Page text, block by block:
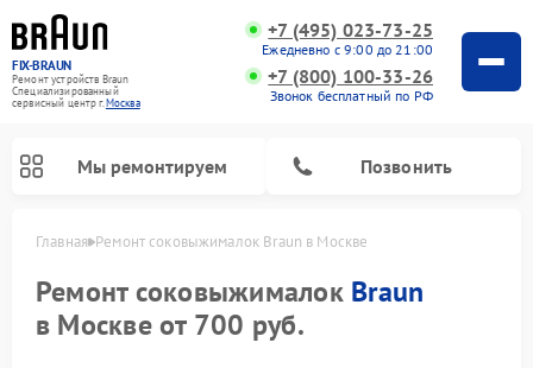
FIX-BRAUN
Ремонт устройств Braun
Специализированный
cервисный центр г.Москва
+7 (495) 023-73-25
Ежедневно с 9:00 до 21:00
+7 (800) 100-33-26
Звонок бесплатный по РФ
Мы ремонтируем Позвонить
Главная Ремонт соковыжималок Braun в Москве
Ремонт соковыжималок Braun
в Москве от 700 руб.